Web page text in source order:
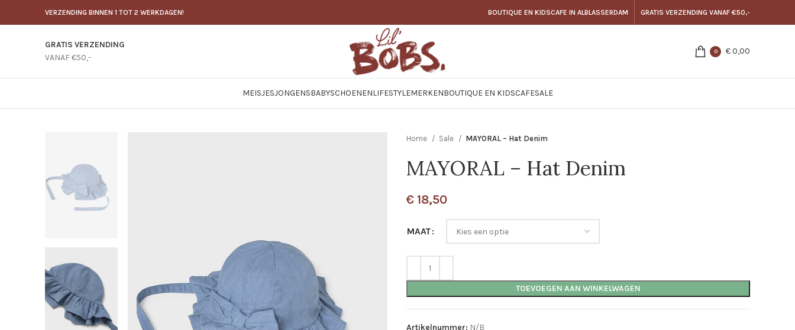
VERZENDING BINNEN 1 TOT 2 WERKDAGEN! BOUTIQUE EN KIDSCAFE IN ALBLASSERDAM GRATIS VERZENDING VANAF €50,-
GRATIS VERZENDING
VANAF €50,-
0 €0,00
MEISJESJONGENSBABYSCHOENENLIFESTYLEMERKENBOUTIQUE EN KIDSCAFESALE
Home Sale MAYORAL – Hat Denim
MAYORAL – Hat Denim
€ 18,50
MAAT
TOEVOEGEN AAN WINKELWAGEN
Artikelnummer: N/B